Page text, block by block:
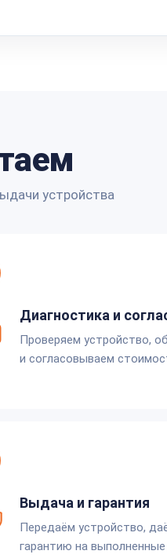
устройства
Диагностика и
Проверяем устройство,
и согласовываем
Выдача и гарантия
Передаём устройство,
гарантию на